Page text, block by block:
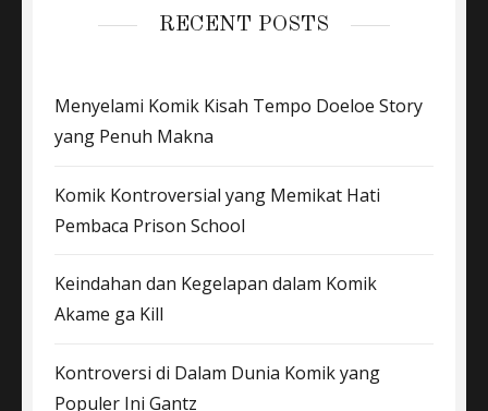
RECENT POSTS
Menyelami Komik Kisah Tempo Doeloe Story
yang Penuh Makna
Komik Kontroversial yang Memikat Hati
Pembaca Prison School
Keindahan dan Kegelapan dalam Komik
Akame ga Kill
Kontroversi di Dalam Dunia Komik yang
Populer Ini Gantz